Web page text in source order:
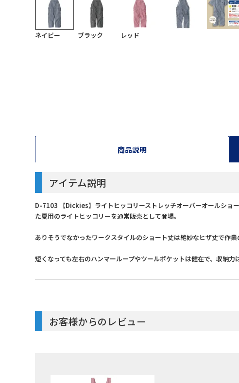
ネイビー ブラック レッド
商品説明
アイテム説明
D-7103 【Dickies】ライトヒッコリーストレッチオーバーオールショ
た夏用のライトヒッコリーを通常販売として登場。
ありそうでなかったワークスタイルのショート丈は絶妙なヒザ丈で作
短くなっても左右のハンマーループやツールポケットは健在で、収納力
お客様からのレビュー